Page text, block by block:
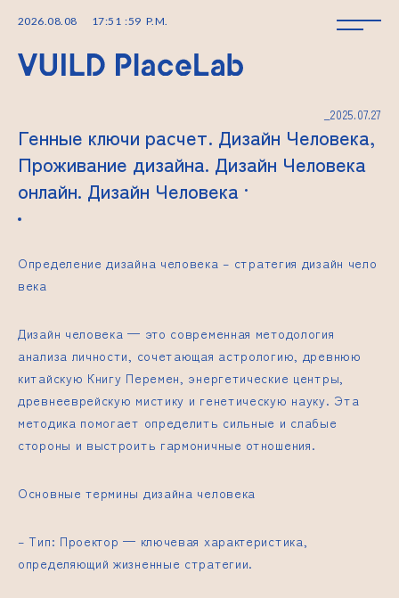
2026.08.08 17:52 :00 P.M.
_2025.07.27
Генные ключи расчет. Дизайн Человека,
Проживание дизайна. Дизайн Человека
онлайн. Дизайн Человека ·
Определение дизайна человека – стратегия дизайн чело
века
Дизайн человека — это современная методология
анализа личности, сочетающая астрологию, древнюю
китайскую Книгу Перемен, энергетические центры,
древнееврейскую мистику и генетическую науку. Эта
методика помогает определить сильные и слабые
стороны и выстроить гармоничные отношения.
Основные термины дизайна человека
– Тип: Проектор — ключевая характеристика,
определяющий жизненные стратегии.